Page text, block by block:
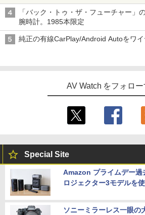
「バック・トゥ・ザ・フューチャー」
腕時計。1985本限定
純正の有線CarPlay/Android Autoをワ
AV Watch をフォロー
Special Site
Amazon プライムデー
ロジェクター3モデルを
ソニーミラーレス一眼の